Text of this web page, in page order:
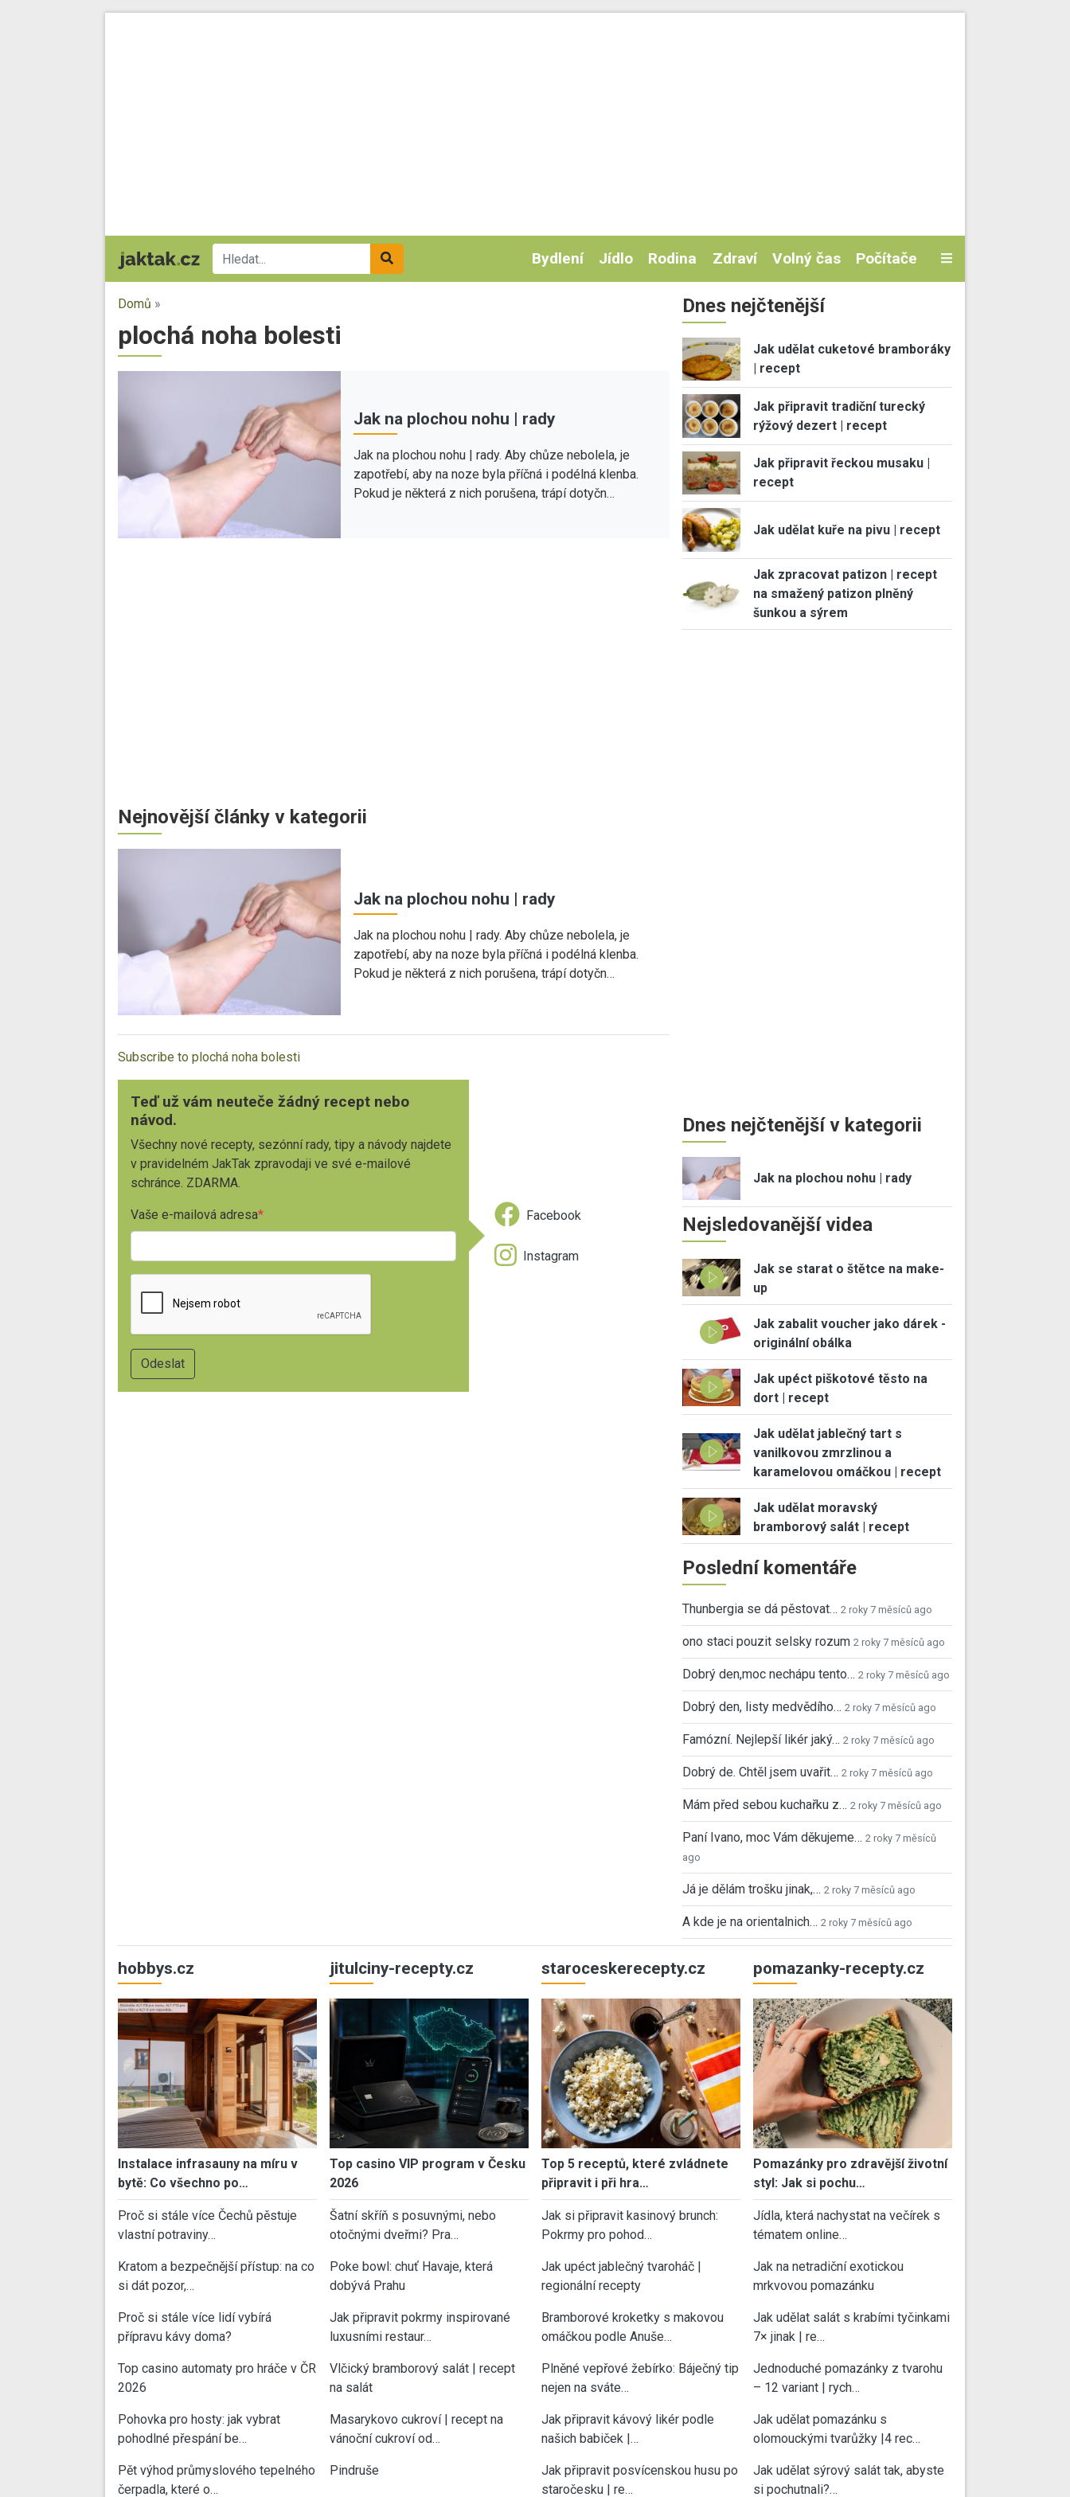
Bydlení Jídlo Rodina Zdraví Volný čas Počítače
Domů »
plochá noha bolesti
Jak na plochou nohu | rady
Jak na plochou nohu | rady. Aby chůze nebolela, je
zapotřebí, aby na noze byla příčná i podélná klenba.
Pokud je některá z nich porušena, trápí dotyčn…
Nejnovější články v kategorii
Jak na plochou nohu | rady
Jak na plochou nohu | rady. Aby chůze nebolela, je
zapotřebí, aby na noze byla příčná i podélná klenba.
Pokud je některá z nich porušena, trápí dotyčn…
Subscribe to plochá noha bolesti
Teď už vám neuteče žádný recept nebo
návod.
Všechny nové recepty, sezónní rady, tipy a návody najdete
v pravidelném JakTak zpravodaji ve své e-mailové
schránce. ZDARMA.
Vaše e-mailová adresa Facebook
Instagram
Dnes nejčtenější
Jak udělat cuketové bramboráky
| recept
Jak připravit tradiční turecký
rýžový dezert | recept
Jak připravit řeckou musaku |
recept
Jak udělat kuře na pivu | recept
Jak zpracovat patizon | recept
na smažený patizon plněný
šunkou a sýrem
Dnes nejčtenější v kategorii
Jak na plochou nohu | rady
Nejsledovanější videa
Jak se starat o štětce na make-
up
Jak zabalit voucher jako dárek -
originální obálka
Jak upéct piškotové těsto na
dort | recept
Jak udělat jablečný tart s
vanilkovou zmrzlinou a
karamelovou omáčkou | recept
Jak udělat moravský
bramborový salát | recept
Poslední komentáře
Thunbergia se dá pěstovat… 2 roky 7 měsíců ago
ono staci pouzit selsky rozum 2 roky 7 měsíců ago
Dobrý den,moc nechápu tento… 2 roky 7 měsíců ago
Dobrý den, listy medvědího… 2 roky 7 měsíců ago
Famózní. Nejlepší likér jaký… 2 roky 7 měsíců ago
Dobrý de. Chtěl jsem uvařit… 2 roky 7 měsíců ago
Mám před sebou kuchařku z… 2 roky 7 měsíců ago
Paní Ivano, moc Vám děkujeme… 2 roky 7 měsíců
ago
Já je dělám trošku jinak,… 2 roky 7 měsíců ago
A kde je na orientalnich… 2 roky 7 měsíců ago
hobbys.cz
Instalace infrasauny na míru v
bytě: Co všechno po…
Proč si stále více Čechů pěstuje
vlastní potraviny…
Kratom a bezpečnější přístup: na co
si dát pozor,…
Proč si stále více lidí vybírá
přípravu kávy doma?
Top casino automaty pro hráče v ČR
2026
Pohovka pro hosty: jak vybrat
pohodlné přespání be…
Pět výhod průmyslového tepelného
čerpadla, které o…
jitulciny-recepty.cz
Top casino VIP program v Česku
2026
Šatní skříň s posuvnými, nebo
otočnými dveřmi? Pra…
Poke bowl: chuť Havaje, která
dobývá Prahu
Jak připravit pokrmy inspirované
luxusními restaur…
Vlčický bramborový salát | recept
na salát
Masarykovo cukroví | recept na
vánoční cukroví od…
Pindruše
staroceskerecepty.cz
Top 5 receptů, které zvládnete
připravit i při hra…
Jak si připravit kasinový brunch:
Pokrmy pro pohod…
Jak upéct jablečný tvaroháč |
regionální recepty
Bramborové kroketky s makovou
omáčkou podle Anuše…
Plněné vepřové žebírko: Báječný tip
nejen na sváte…
Jak připravit kávový likér podle
našich babiček |…
Jak připravit posvícenskou husu po
staročesku | re…
pomazanky-recepty.cz
Pomazánky pro zdravější životní
styl: Jak si pochu…
Jídla, která nachystat na večírek s
tématem online…
Jak na netradiční exotickou
mrkvovou pomazánku
Jak udělat salát s krabími tyčinkami
7× jinak | re…
Jednoduché pomazánky z tvarohu
– 12 variant | rych…
Jak udělat pomazánku s
olomouckými tvarůžky |4 rec…
Jak udělat sýrový salát tak, abyste
si pochutnali?…